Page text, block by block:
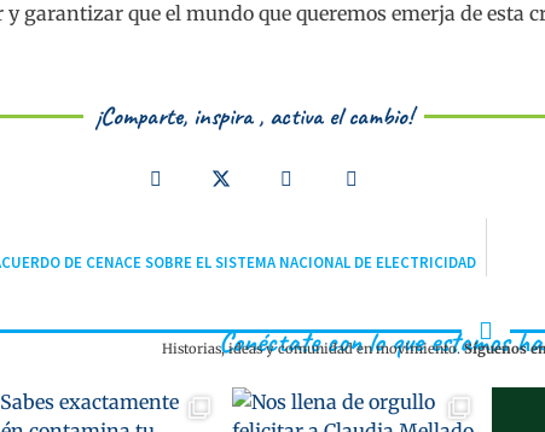
garantizar que el mundo que queremos emerja de esta
¡Comparte, inspira , activa el cambio!
DE CENACE SOBRE EL SISTEMA NACIONAL DE ELECTRICIDAD
Conéctate con lo que estamos
Historias, ideas y comunidad en movimiento.Síguenos